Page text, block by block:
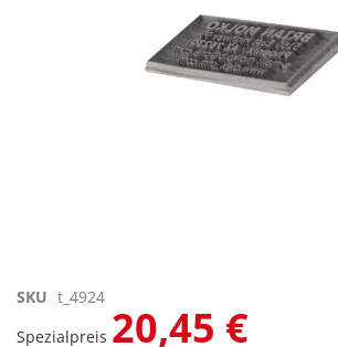
Zum
der
SKU t_4924
Spezialpreis 20,45 €